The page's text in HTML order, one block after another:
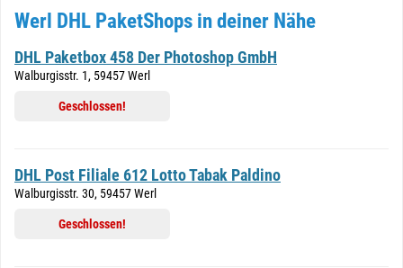
Werl DHL PaketShops in deiner Nähe
DHL Paketbox 458 Der Photoshop GmbH
Walburgisstr. 1, 59457 Werl
Geschlossen!
DHL Post Filiale 612 Lotto Tabak Paldino
Walburgisstr. 30, 59457 Werl
Geschlossen!